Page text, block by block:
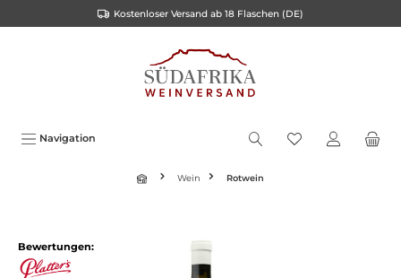
Kostenloser Versand ab 18 Flaschen (DE)
Navigation
Wein Rotwein
Bewertungen: